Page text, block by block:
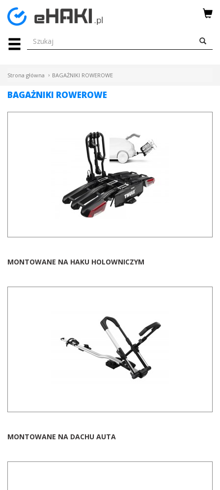
Menu
HAKI
WIĄZKI
ELEKTRYCZNE
dachowe
AKCESORIA
Strona główna BAGAŻNIKI ROWEROWE
BAGAŻNIKI ROWEROWE
MONTOWANE NA HAKU HOLOWNICZYM
MONTOWANE NA DACHU AUTA